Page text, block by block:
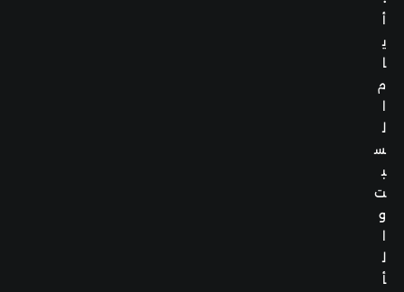
أ
ي
ا
م
ا
ل
س
ب
ت
و
ا
ل
أ